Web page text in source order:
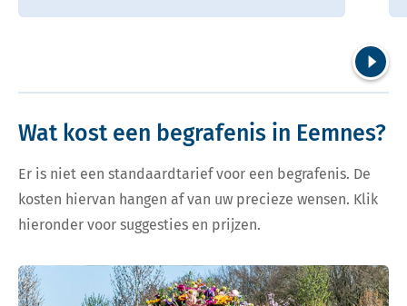
Wat kost een begrafenis in Eemnes?
Er is niet een standaardtarief voor een begrafenis. De
kosten hiervan hangen af van uw precieze wensen. Klik
hieronder voor suggesties en prijzen.
Bekijk tarieven voor begrafenis